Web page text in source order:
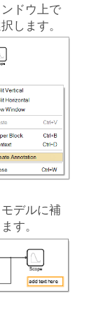
ドウ上で
します。
デルに補
す。